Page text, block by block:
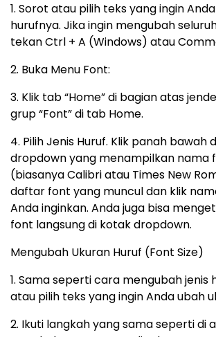
1. Sorot atau pilih teks yang ingin
hurufnya. Jika ingin mengubah
tekan Ctrl + A (Windows) atau
2. Buka Menu Font:
3. Klik tab “Home” di bagian atas
grup “Font” di tab Home.
4. Pilih Jenis Huruf. Klik panah bawah
dropdown yang menampilkan nama
(biasanya Calibri atau Times New
daftar font yang muncul dan klik
Anda inginkan. Anda juga bisa
font langsung di kotak dropdown.
Mengubah Ukuran Huruf (Font Size)
1. Sama seperti cara mengubah jenis
atau pilih teks yang ingin Anda ubah
2. Ikuti langkah yang sama seperti di